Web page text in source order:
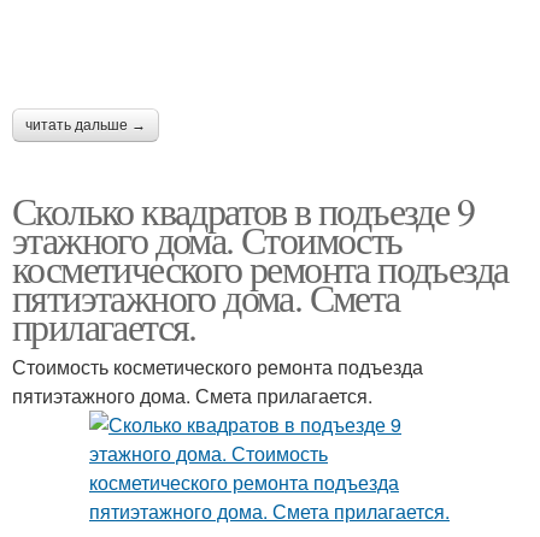
читать дальше →
Сколько квадратов в подъезде 9
этажного дома. Стоимость
косметического ремонта подъезда
пятиэтажного дома. Смета
прилагается.
Стоимость косметического ремонта подъезда
пятиэтажного дома. Смета прилагается.